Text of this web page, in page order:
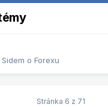
Sidem o Forexu
Stránka 6 z 71